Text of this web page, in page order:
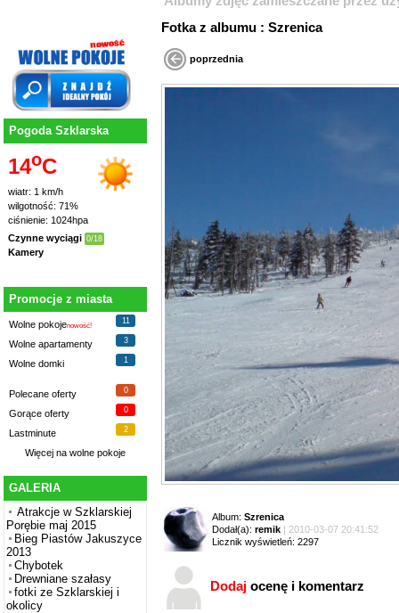
Pogoda Szklarska
14oC
wiatr: 1 km/h
wilgotność: 71%
ciśnienie: 1024hpa
Czynne wyciągi 0/18
Kamery
Promocje z miasta
Wolne pokojenowość!
11
Wolne apartamenty 3
Wolne domki 1
Polecane oferty 0
Gorące oferty 0
Lastminute 2
Więcej na wolne pokoje
GALERIA
Atrakcje w Szklarskiej
Porębie maj 2015
Bieg Piastów Jakuszyce
2013
Chybotek
Drewniane szałasy
fotki ze Szklarskiej i
okolicy
Fotka z albumu : Szrenica
poprzednia
Album: Szrenica
Dodał(a): remik | 2010-03-07 20:41:52
Licznik wyświetleń: 2297
Dodaj ocenę i komentarz